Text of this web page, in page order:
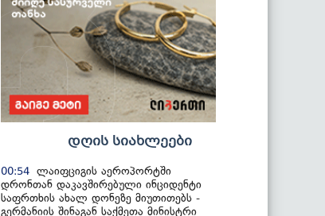
დღის სიახლეები
00:54 ლაიფციგის აეროპორტში
დრონთან დაკავშირებული ინციდენტი
საფრთხის ახალ დონეზე მიუთითებს -
გერმანიის შინაგან საქმეთა მინისტრი